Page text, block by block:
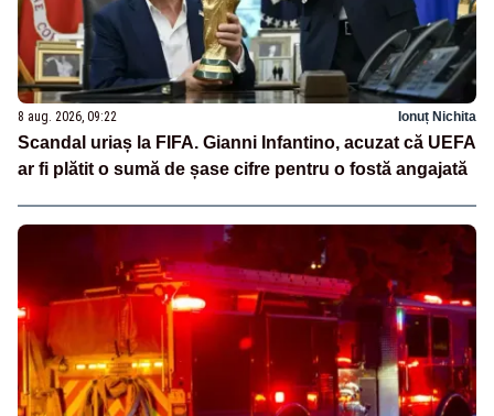
8 aug. 2026, 09:22 Ionuț Nichita
Scandal uriaș la FIFA. Gianni Infantino, acuzat că UEFA
ar fi plătit o sumă de șase cifre pentru o fostă angajată